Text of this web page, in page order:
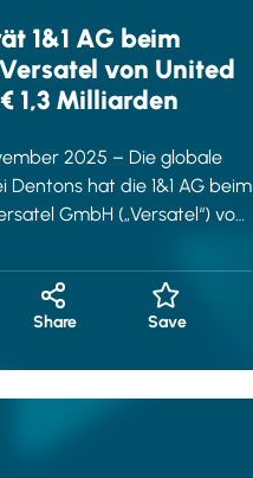
1&1 AG beim
von United
1,3 Milliarden
2025 – Die globale
Dentons hat die 1&1 AG beim
GmbH („Versatel“) von
Share Save